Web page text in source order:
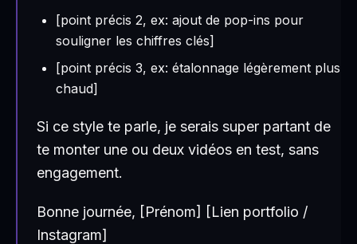
[point précis 2, ex: ajout de pop-ins pour
souligner les chiffres clés]
[point précis 3, ex: étalonnage légèrement plus
chaud]
Si ce style te parle, je serais super partant de
te monter une ou deux vidéos en test, sans
engagement.
Bonne journée, [Prénom] [Lien portfolio /
Instagram]